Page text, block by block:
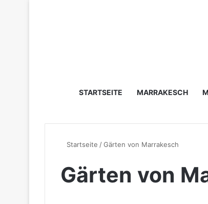
STARTSEITE MARRAKESCH
Startseite /Gärten von Marrakesch
Gärten von